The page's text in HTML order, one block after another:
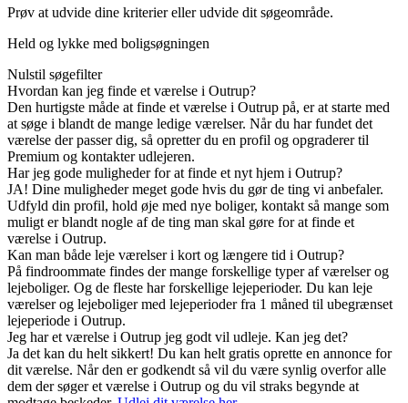
Prøv at udvide dine kriterier eller udvide dit søgeområde.
Held og lykke med boligsøgningen
Nulstil søgefilter
Hvordan kan jeg finde et værelse i Outrup?
Den hurtigste måde at finde et værelse i Outrup på, er at starte med
at søge i blandt de mange ledige værelser. Når du har fundet det
værelse der passer dig, så opretter du en profil og opgraderer til
Premium og kontakter udlejeren.
Har jeg gode muligheder for at finde et nyt hjem i Outrup?
JA! Dine muligheder meget gode hvis du gør de ting vi anbefaler.
Udfyld din profil, hold øje med nye boliger, kontakt så mange som
muligt er blandt nogle af de ting man skal gøre for at finde et
værelse i Outrup.
Kan man både leje værelser i kort og længere tid i Outrup?
På findroommate findes der mange forskellige typer af værelser og
lejeboliger. Og de fleste har forskellige lejeperioder. Du kan leje
værelser og lejeboliger med lejeperioder fra 1 måned til ubegrænset
lejeperiode i Outrup.
Jeg har et værelse i Outrup jeg godt vil udleje. Kan jeg det?
Ja det kan du helt sikkert! Du kan helt gratis oprette en annonce for
dit værelse. Når den er godkendt så vil du være synlig overfor alle
dem der søger et værelse i Outrup og du vil straks begynde at